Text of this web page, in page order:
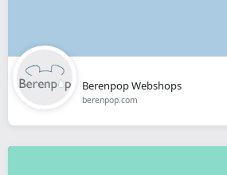
Berenpop Webshops
berenpop.com